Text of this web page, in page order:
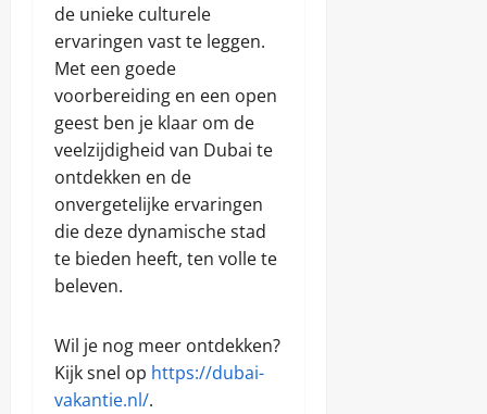
de unieke culturele
ervaringen vast te leggen.
Met een goede
voorbereiding en een open
geest ben je klaar om de
veelzijdigheid van Dubai te
ontdekken en de
onvergetelijke ervaringen
die deze dynamische stad
te bieden heeft, ten volle te
beleven.
Wil je nog meer ontdekken?
Kijk snel op https://dubai-
vakantie.nl/.